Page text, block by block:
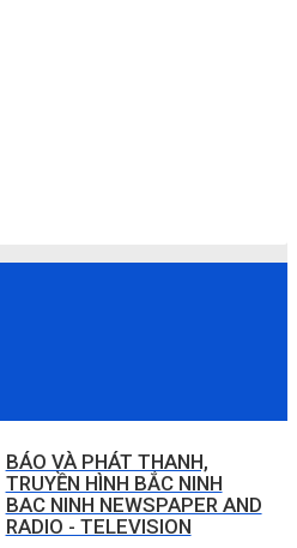
BÁO VÀ PHÁT THANH,
TRUYỀN HÌNH BẮC NINH
BAC NINH NEWSPAPER AND
RADIO - TELEVISION